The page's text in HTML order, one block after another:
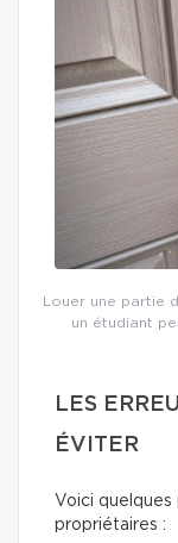
Louer une partie
un étudiant
LES
ÉVITER
Voici quelques
propriétaires :